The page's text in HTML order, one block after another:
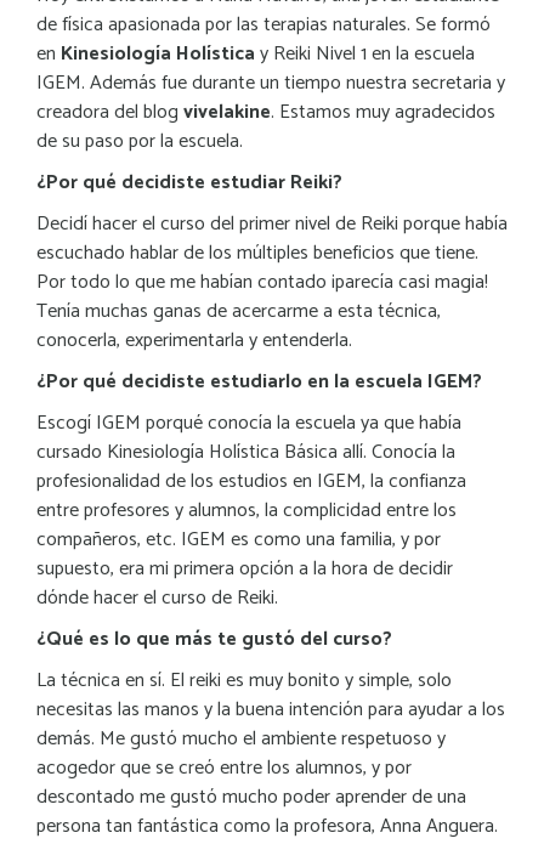
de física apasionada por las terapias naturales. Se formó
en Kinesiología Holísticay Reiki Nivel 1 en la escuela
IGEM. Además fue durante un tiempo nuestra secretaria y
creadora del blogvivelakine. Estamos muy agradecidos
de su paso por la escuela.
¿Por qué decidiste estudiar Reiki?
Decidí hacer el curso del primer nivel de Reiki porque había
escuchado hablar de los múltiples beneficios que tiene.
Por todo lo que me habían contado ¡parecía casi magia!
Tenía muchas ganas de acercarme a esta técnica,
conocerla, experimentarla y entenderla.
¿Por qué decidiste estudiarlo en la escuela IGEM?
Escogí IGEM porqué conocía la escuela ya que había
cursado Kinesiología Holística Básica allí. Conocía la
profesionalidad de los estudios en IGEM, la confianza
entre profesores y alumnos, la complicidad entre los
compañeros, etc. IGEM es como una familia, y por
supuesto, era mi primera opción a la hora de decidir
dónde hacer el curso de Reiki.
¿Qué es lo que más te gustó del curso?
La técnica en sí. El reiki es muy bonito y simple, solo
necesitas las manos y la buena intención para ayudar a los
demás. Me gustó mucho el ambiente respetuoso y
acogedor que se creó entre los alumnos, y por
descontado me gustó mucho poder aprender de una
persona tan fantástica como la profesora, Anna Anguera.